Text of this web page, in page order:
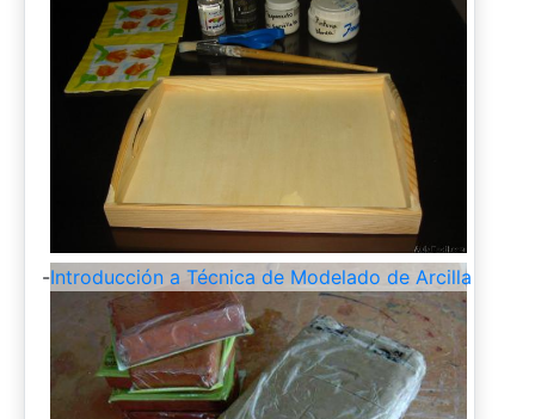
-Introducción a Técnica de Modelado de Arcilla